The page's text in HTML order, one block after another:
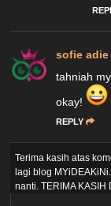
sofie adie
tahniah
okay!
REPLY
Terima kasih atas
lagi blog
nanti. TERIMA KASIH